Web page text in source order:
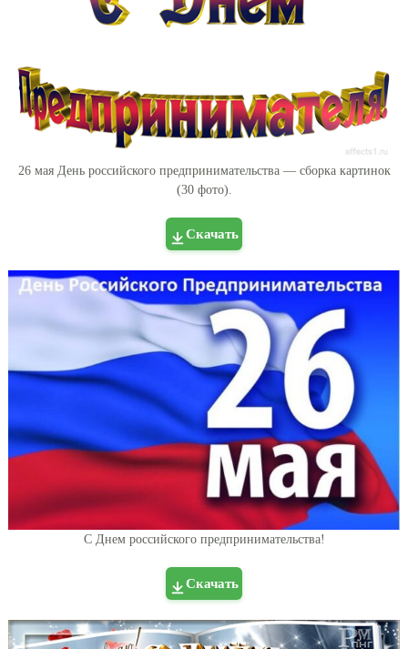
26 мая День российского предпринимательства — сборка картинок
(30 фото).
Скачать
С Днем российского предпринимательства!
Скачать